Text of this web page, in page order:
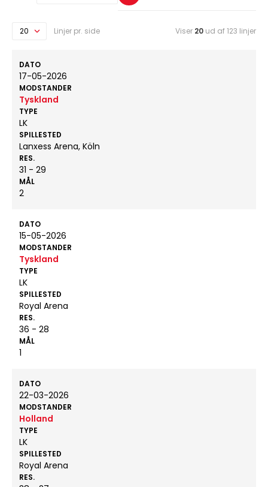
Linjer pr. side Viser 20 ud af 123 linjer
DATO
17-05-2026
MODSTANDER
Tyskland
TYPE
LK
SPILLESTED
Lanxess Arena, Köln
RES.
31 - 29
MÅL
2
DATO
15-05-2026
MODSTANDER
Tyskland
TYPE
LK
SPILLESTED
Royal Arena
RES.
36 - 28
MÅL
1
DATO
22-03-2026
MODSTANDER
Holland
TYPE
LK
SPILLESTED
Royal Arena
RES.